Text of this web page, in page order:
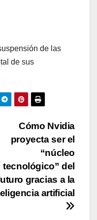
de las
de sus
Cómo Nvidia
proyecta ser el
“núcleo
tecnológico” del
gracias a la
artificial